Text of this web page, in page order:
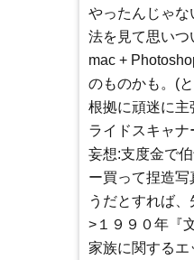
やったんじゃ
法を見て思いつ
mac +
のものかも。(
根拠に頑迷に主
ライドスキャ
妄想:支度金で
ー買って捏造
うだとすれば
>１９９０年『
家族に関するエ